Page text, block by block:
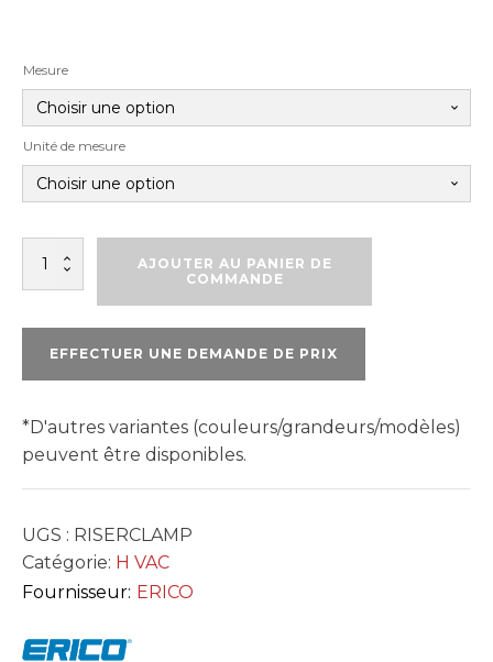
Mesure
Unité de mesure
quantité
AJOUTER AU PANIER DE
COMMANDE
EFFECTUER UNE DEMANDE DE PRIX
*D'autres variantes (couleurs/grandeurs/modèles)
peuvent être disponibles.
UGS : RISERCLAMP
Catégorie: H VAC
Fournisseur: ERICO